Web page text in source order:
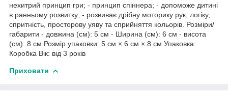
нехитрий принцип гри; - принцип спіннера; - допоможе дитині
в ранньому розвитку; - розвиває дрібну моторику рук, логіку,
спритність, просторову уяву та сприйняття кольорів. Розміри/
габарити - довжина (см): 5 см - Ширина (см): 6 см - висота
(см): 8 см Розмір упаковки: 5 см × 6 см × 8 см Упаковка:
Коробка Вік: від 3 років
Приховати